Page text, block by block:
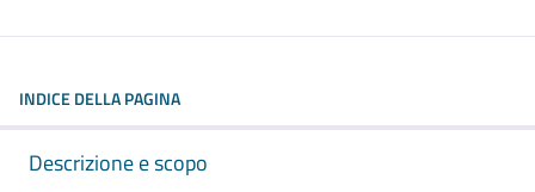
INDICE DELLA PAGINA
Descrizione e scopo